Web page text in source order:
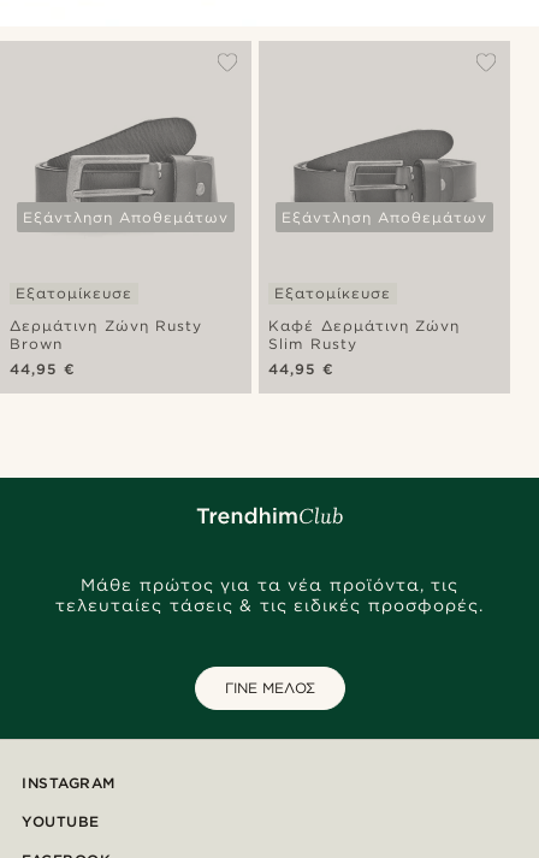
Εξάντληση Αποθεμάτων
Δερμάτινη Ζώνη Rusty
Brown
Εξατομίκευσε
44,95 €
Εξάντληση Αποθεμάτων
Καφέ Δερμάτινη Ζώνη
Slim Rusty
Εξατομίκευσε
44,95 €
Μάθε πρώτος για τα νέα προϊόντα, τις
τελευταίες τάσεις & τις ειδικές προσφορές.
ΓΙΝΕ ΜΕΛΟΣ
INSTAGRAM
YOUTUBE